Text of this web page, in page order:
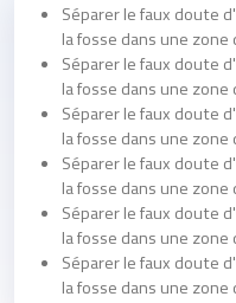
Séparer le faux doute
la fosse dans une zone
Séparer le faux doute
la fosse dans une zone
Séparer le faux doute
la fosse dans une zone
Séparer le faux doute
la fosse dans une zone
Séparer le faux doute
la fosse dans une zone
Séparer le faux doute
la fosse dans une zone